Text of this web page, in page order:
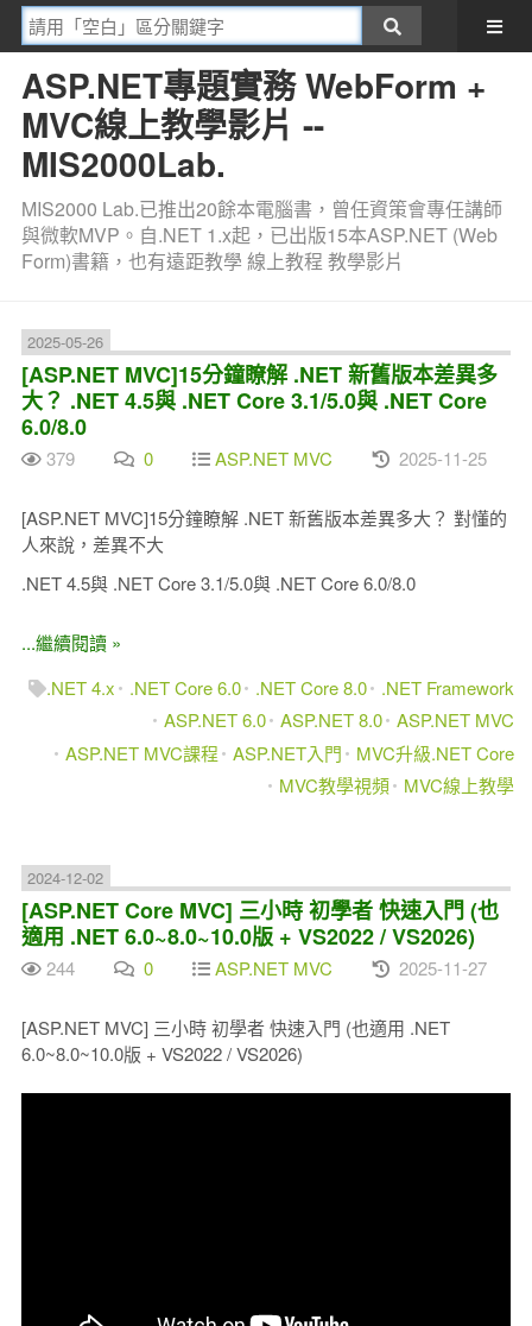
ASP.NET專題實務 WebForm +
MVC線上教學影片 --
MIS2000Lab.
MIS2000 Lab.已推出20餘本電腦書，曾任資策會專任講師
與微軟MVP。自.NET 1.x起，已出版15本ASP.NET (Web
Form)書籍，也有遠距教學 線上教程 教學影片
2025-05-26
[ASP.NET MVC]15分鐘瞭解 .NET 新舊版本差異多
大？ .NET 4.5與 .NET Core 3.1/5.0與 .NET Core
6.0/8.0
379 0 ASP.NET MVC 2025-11-25
[ASP.NET MVC]15分鐘瞭解 .NET 新舊版本差異多大？ 對懂的
人來說，差異不大
.NET 4.5與 .NET Core 3.1/5.0與 .NET Core 6.0/8.0
...繼續閱讀 »
.NET 4.x
.NET Core 6.0 .NET Core 8.0
.NET Framework
ASP.NET 6.0 ASP.NET 8.0 ASP.NET MVC
ASP.NET MVC課程
ASP.NET入門
MVC升級.NET Core
MVC教學視頻
MVC線上教學
2024-12-02
[ASP.NET Core MVC] 三小時 初學者 快速入門 (也
適用 .NET 6.0~8.0~10.0版 + VS2022 / VS2026)
244 0 ASP.NET MVC 2025-11-27
[ASP.NET MVC] 三小時 初學者 快速入門 (也適用 .NET
6.0~8.0~10.0版 + VS2022 / VS2026)